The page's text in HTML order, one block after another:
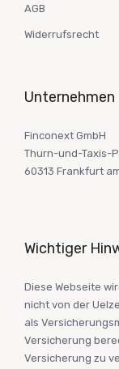
AGB
Widerrufsrecht
Unternehmen
Finconext GmbH
Thurn-und-Taxis-
60313 Frankfurt
Wichtiger
Diese Webseite
nicht von der
als
Versicherung
Versicherung zu